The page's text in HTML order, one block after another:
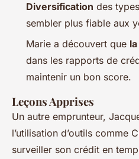
Diversification des
sembler plus fiable aux
Marie a découvert que
dans les rapports de
maintenir un bon score.
Leçons Apprises
Un autre emprunteur,
l’utilisation d’outils comme
surveiller son crédit en